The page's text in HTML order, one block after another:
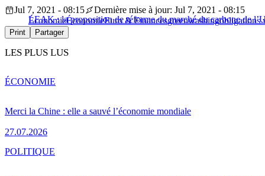
LEAK : la proposition de réforme du marché du carbone de
Jul 7, 2021 - 08:15
Dernière mise à jour: Jul 7, 2021 - 08:15
ÉconomieÉconomieEuro & Financesgreenwashingobligations
Print Partager
LES PLUS LUS
Merci la Chine : elle a sauvé l’économie mondiale
27.07.2026
ÉCONOMIE
POLITIQUE